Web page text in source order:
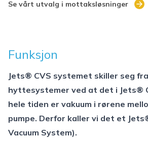
Se vårt utvalg i mottaksløsninger
Funksjon
Jets® CVS systemet skiller seg
hyttesystemer ved at det i Jets®
hele tiden er vakuum i rørene
pumpe. Derfor kaller vi det et
Vacuum System).